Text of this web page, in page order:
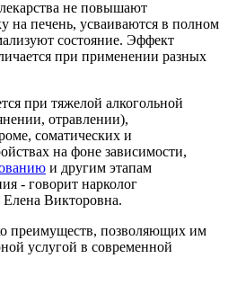
не повышают
на печень, усваиваются в полном
состояние. Эффект
при применении разных
при тяжелой алкогольной
отравлении),
соматических и
на фоне зависимости,
и другим этапам
- говорит нарколог
Викторовна.
преимуществ, позволяющих им
услугой в современной